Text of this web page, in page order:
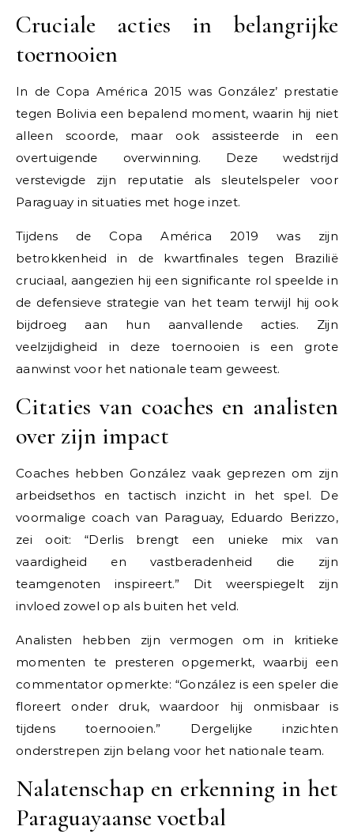
Cruciale acties in belangrijke
toernooien
In de Copa América 2015 was González’ prestatie
tegen Bolivia een bepalend moment, waarin hij niet
alleen scoorde, maar ook assisteerde in een
overtuigende overwinning. Deze wedstrijd
verstevigde zijn reputatie als sleutelspeler voor
Paraguay in situaties met hoge inzet.
Tijdens de Copa América 2019 was zijn
betrokkenheid in de kwartfinales tegen Brazilië
cruciaal, aangezien hij een significante rol speelde in
de defensieve strategie van het team terwijl hij ook
bijdroeg aan hun aanvallende acties. Zijn
veelzijdigheid in deze toernooien is een grote
aanwinst voor het nationale team geweest.
Citaties van coaches en analisten
over zijn impact
Coaches hebben González vaak geprezen om zijn
arbeidsethos en tactisch inzicht in het spel. De
voormalige coach van Paraguay, Eduardo Berizzo,
zei ooit: “Derlis brengt een unieke mix van
vaardigheid en vastberadenheid die zijn
teamgenoten inspireert.” Dit weerspiegelt zijn
invloed zowel op als buiten het veld.
Analisten hebben zijn vermogen om in kritieke
momenten te presteren opgemerkt, waarbij een
commentator opmerkte: “González is een speler die
floreert onder druk, waardoor hij onmisbaar is
tijdens toernooien.” Dergelijke inzichten
onderstrepen zijn belang voor het nationale team.
Nalatenschap en erkenning in het
Paraguayaanse voetbal